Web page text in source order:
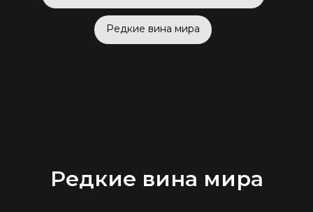
Редкие вина мира
Редкие вина мира